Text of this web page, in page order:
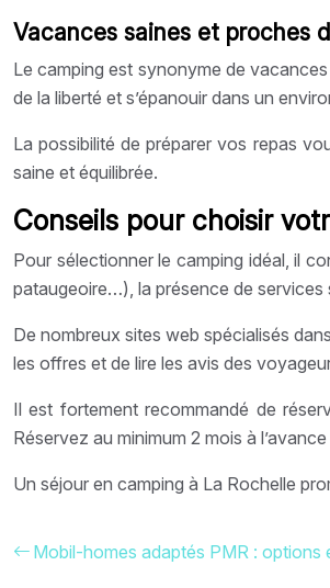
Vacances saines et proches
Le camping est synonyme de
de la liberté et s’épanouir dans un
La possibilité de préparer vos repas
saine et équilibrée.
Conseils pour choisir
Pour sélectionner le camping idéal, il
pataugeoire…), la présence de
De nombreux sites web spécialisés
les offres et de lire les avis des
Il est fortement recommandé de
Réservez au minimum 2 mois à
Un séjour en camping à La Rochelle
Mobil-homes adaptés PMR : options